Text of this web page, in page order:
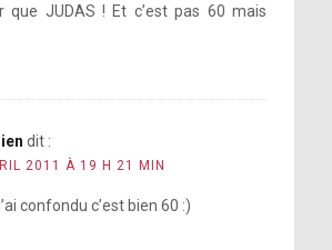
que JUDAS ! Et c’est pas 60 mais
dit :
2011 À 19 H 21 MIN
confondu c’est bien 60 :)